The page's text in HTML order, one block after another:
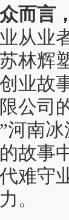
而言
从业
林辉
业故
公司
河南
故事
难守
。